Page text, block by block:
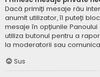
Dacă primiți mesaje rău
anumit utilizator, îl puteți
mesaje în opțiunile
utiliza butonul pentru a
la moderatorii sau
Sus